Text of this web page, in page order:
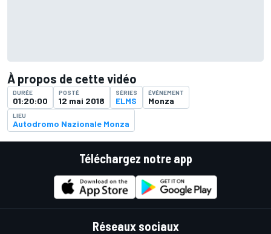
À propos de cette vidéo
DURÉE
01:20:00
POSTÉ
12 mai 2018
SÉRIES
ELMS
ÉVÉNEMENT
Monza
LIEU
Autodromo Nazionale Monza
Téléchargez notre app
Réseaux sociaux